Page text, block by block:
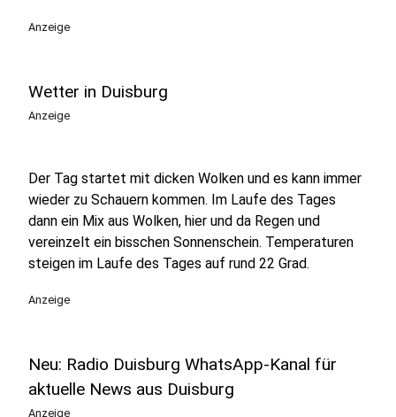
Anzeige
Wetter in Duisburg
Anzeige
Der Tag startet mit dicken Wolken und es kann immer
wieder zu Schauern kommen. Im Laufe des Tages
dann ein Mix aus Wolken, hier und da Regen und
vereinzelt ein bisschen Sonnenschein. Temperaturen
steigen im Laufe des Tages auf rund 22 Grad.
Anzeige
Neu: Radio Duisburg WhatsApp-Kanal für
aktuelle News aus Duisburg
Anzeige